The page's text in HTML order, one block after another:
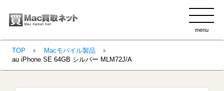
menu
TOP
Macモバイル製品
au iPhone SE 64GB シルバー MLM72J/A